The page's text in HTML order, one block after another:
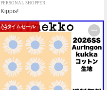
PERSONAL SHOPPER
Kippis!
タイムセール